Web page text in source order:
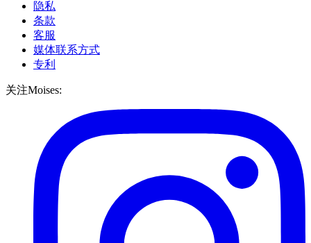
隐私
条款
客服
媒体联系方式
专利
关注Moises: